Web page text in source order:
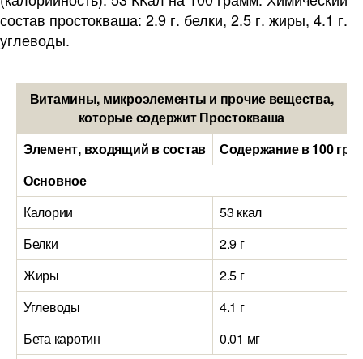
состав простокваша: 2.9 г. белки, 2.5 г. жиры, 4.1 г.
углеводы.
Витамины, микроэлементы и прочие вещества,
которые содержит Простокваша
Элемент, входящий в состав
Содержание в 100
Основное
Калории
53 ккал
Белки
2.9 г
Жиры
2.5 г
Углеводы
4.1 г
Бета каротин
0.01 мг